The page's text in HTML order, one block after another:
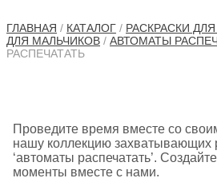
ГЛАВНАЯ / КАТАЛОГ / РАСКРАСКИ
ДЛЯ МАЛЬЧИКОВ / АВТОМАТЫ
РАСПЕЧАТАТЬ
Проведите время вместе со
нашу коллекцию захватывающих
‘автоматы распечатать’.
моменты вместе с нами.